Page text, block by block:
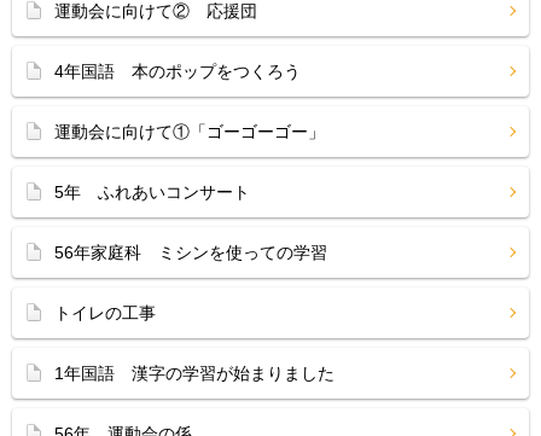
運動会に向けて② 応援団
4年国語 本のポップをつくろう
運動会に向けて①「ゴーゴーゴー」
5年 ふれあいコンサート
56年家庭科 ミシンを使っての学習
トイレの工事
1年国語 漢字の学習が始まりました